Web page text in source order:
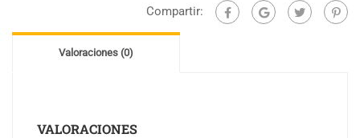
Compartir:
Valoraciones (0)
VALORACIONES